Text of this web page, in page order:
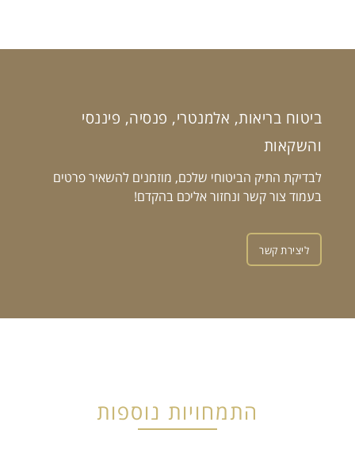
ביטוח בריאות, אלמנטרי, פנסיה, פיננסי
והשקאות
לבדיקת התיק הביטוחי שלכם, מוזמנים להשאיר פרטים
בעמוד צור קשר ונחזור אליכם בהקדם!
ליצירת קשר
התמחויות נוספות